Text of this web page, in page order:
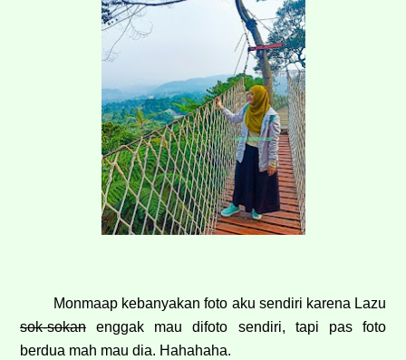
Monmaap kebanyakan foto aku sendiri karena Lazu
sok-sokan enggak mau difoto sendiri, tapi pas foto
berdua mah mau dia. Hahahaha.